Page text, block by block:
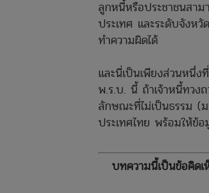
ลูกหนี้หรือประชาชนสาม
ประเทศ และระดับจังหวั
ทำความผิดได้
และนี่เป็นเพียงส่วนหนึ่
พ.ร.บ. นี้ ถ้าเจ้าหนี้ทวง
ลักษณะที่ไม่เป็นธรรม (
ประเทศไทย พร้อมให้ข้
บทความนี้เป็นข้อคิดเ